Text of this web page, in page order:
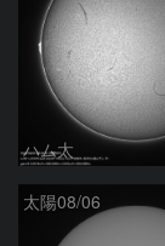
ハム太
太陽08/06